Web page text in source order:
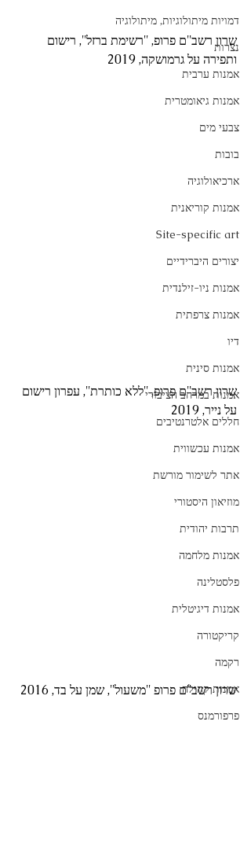
דמויות מיתולוגיות, מיתולוגיה
נצרות
אמנות ערבית
אמנות גיאומטרית
צבעי מים
בובות
ארכיאולוגיה
אמנות קוריאנית
Site-specific art
יצורים היברידיים
אמנות ניו-זילנדית
אמנות צרפתית
דיו
אמנות סינית
אמנות במרחב הציבורי
חללים אלטרנטיבים
אמנות עכשווית
אתר לשימור מורשת
מוזיאון היסטורי
תרבות יהודית
אמנות מלחמה
פלסטלינה
אמנות דיגיטלית
קריקטורה
רקמה
אמנות קהילה
פרפורמנס
שרון רשב''ם פרופ, ''רשימת ברזל'', רישום
ותפירה על גרמושקה, 2019
שרון רשב''ם פרופ, ''ללא כותרת'', עפרון רישום
על נייר, 2019
שרון רשב''ם פרופ ''משעול'', שמן על בד, 2016